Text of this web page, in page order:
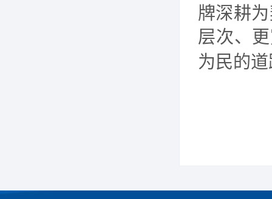
牌深耕
层次、
为民的